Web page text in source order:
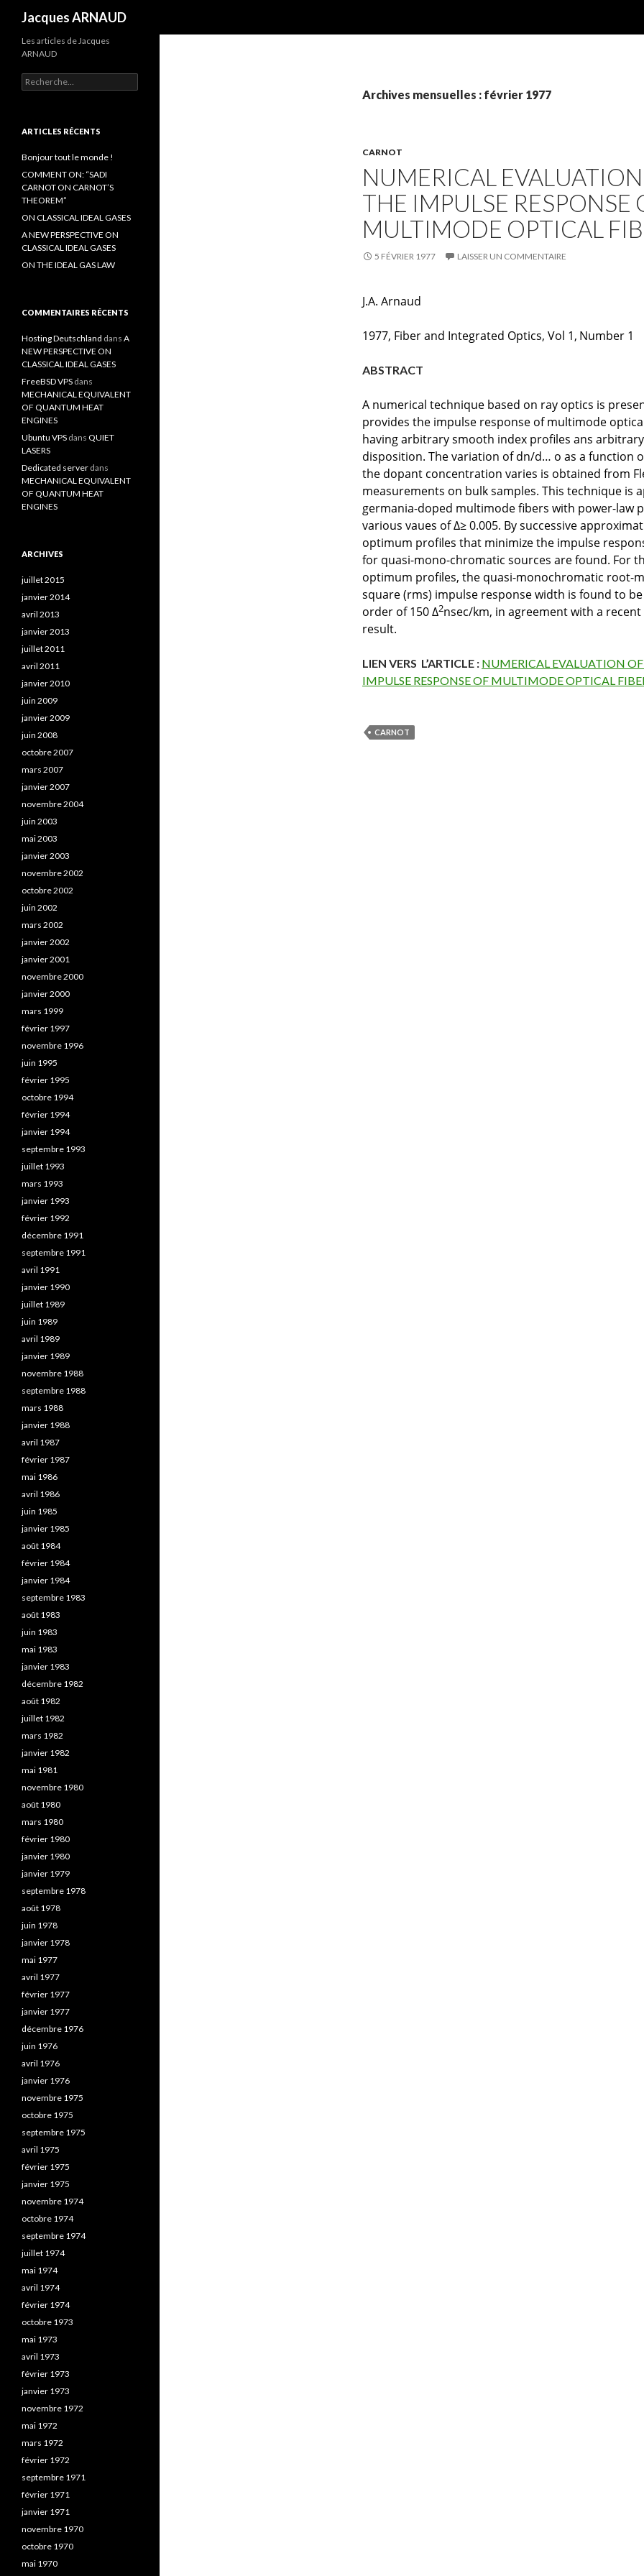
Jacques ARNAUD
Archives mensuelles : février 1977
CARNOT
NUMERICAL
THE IMPULSE RESPONSE
MULTIMODE OPTICAL
5 FÉVRIER 1977 LAISSER UN COMMENTAIRE
J.A. Arnaud
1977, Fiber and Integrated Optics, Vol 1, Number 1
ABSTRACT
A numerical technique based on ray optics is
provides the impulse response of multimode
having arbitrary smooth index profiles ans
disposition. The variation of dn/d… o as a function
the dopant concentration varies is obtained from
measurements on bulk samples. This technique is
germania-doped multimode fibers with power-law
various vaues of ∆≥ 0.005. By successive
optimum profiles that minimize the impulse
for quasi-mono-chromatic sources are found. For
optimum profiles, the quasi-monochromatic root-
square (rms) impulse response width is found to
order of 150 ∆2nsec/km, in agreement with a recent
result.
LIEN VERS L’ARTICLE : NUMERICAL EVALUATION
IMPULSE RESPONSE OF MULTIMODE OPTICAL
CARNOT
Les articles de Jacques
ARNAUD
R
e
e
c
h
e
r
:
ARTICLES RÉCENTS
Bonjour tout le monde !
COMMENT ON: “SADI
CARNOT ON CARNOT’S
THEOREM”
ON CLASSICAL IDEAL GASES
A NEW PERSPECTIVE ON
CLASSICAL IDEAL GASES
ON THE IDEAL GAS LAW
COMMENTAIRES RÉCENTS
Hosting Deutschland dans A
NEW PERSPECTIVE ON
CLASSICAL IDEAL GASES
FreeBSD VPS dans
MECHANICAL EQUIVALENT
OF QUANTUM HEAT
ENGINES
Ubuntu VPS dans QUIET
LASERS
Dedicated server dans
MECHANICAL EQUIVALENT
OF QUANTUM HEAT
ENGINES
ARCHIVES
juillet 2015
janvier 2014
avril 2013
janvier 2013
juillet 2011
avril 2011
janvier 2010
juin 2009
janvier 2009
juin 2008
octobre 2007
mars 2007
janvier 2007
novembre 2004
juin 2003
mai 2003
janvier 2003
novembre 2002
octobre 2002
juin 2002
mars 2002
janvier 2002
janvier 2001
novembre 2000
janvier 2000
mars 1999
février 1997
novembre 1996
juin 1995
février 1995
octobre 1994
février 1994
janvier 1994
septembre 1993
juillet 1993
mars 1993
janvier 1993
février 1992
décembre 1991
septembre 1991
avril 1991
janvier 1990
juillet 1989
juin 1989
avril 1989
janvier 1989
novembre 1988
septembre 1988
mars 1988
janvier 1988
avril 1987
février 1987
mai 1986
avril 1986
juin 1985
janvier 1985
août 1984
février 1984
janvier 1984
septembre 1983
août 1983
juin 1983
mai 1983
janvier 1983
décembre 1982
août 1982
juillet 1982
mars 1982
janvier 1982
mai 1981
novembre 1980
août 1980
mars 1980
février 1980
janvier 1980
janvier 1979
septembre 1978
août 1978
juin 1978
janvier 1978
mai 1977
avril 1977
février 1977
janvier 1977
décembre 1976
juin 1976
avril 1976
janvier 1976
novembre 1975
octobre 1975
septembre 1975
avril 1975
février 1975
janvier 1975
novembre 1974
octobre 1974
septembre 1974
juillet 1974
mai 1974
avril 1974
février 1974
octobre 1973
mai 1973
avril 1973
février 1973
janvier 1973
novembre 1972
mai 1972
mars 1972
février 1972
septembre 1971
février 1971
janvier 1971
novembre 1970
octobre 1970
mai 1970